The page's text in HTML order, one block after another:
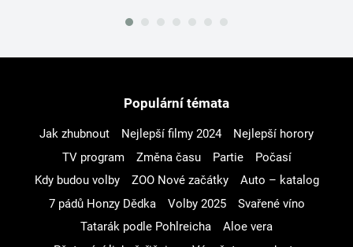
Populární témata
Jak zhubnout Nejlepší filmy 2024
Nejlepší horory
TV program
Změna času Partie
Počasí
Kdy budou volby
ZOO Nové začátky
Auto – katalog
7 pádů Honzy Dědka
Volby 2025
Svařené víno
Tatarák podle Pohlreicha
Aloe vera